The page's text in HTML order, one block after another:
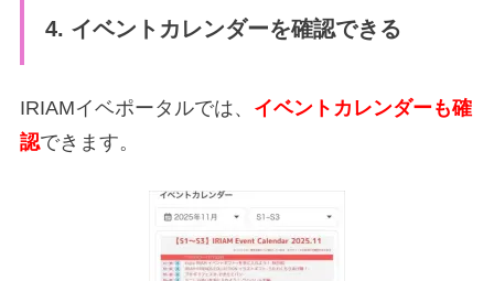
4. イベントカレンダーを確認できる
IRIAMイベポータルでは、 イベントカレンダーも確
認できます。